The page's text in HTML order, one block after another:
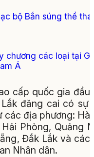
bộ Bắn súng thể
chương các loại tại
Á
cấp quốc gia đầu
đăng cai có sự
các địa phương: Hà
Phòng, Quảng
Đắk Lắk và các
Nhân dân.